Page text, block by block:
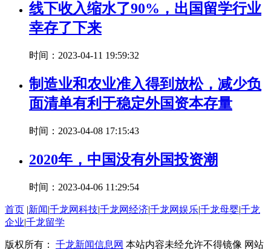
线下收入缩水了90%，出国留学行业
幸存了下来
时间：2023-04-11 19:59:32
制造业和农业准入得到放松，减少负
面清单有利于稳定外国资本存量
时间：2023-04-08 17:15:43
2020年，中国没有外国投资潮
时间：2023-04-06 11:29:54
首页 |新闻|千龙网科技|千龙网经济|千龙网娱乐|千龙母婴|千龙
企业|千龙留学
版权所有： 千龙新闻信息网 本站内容未经允许不得镜像 网站